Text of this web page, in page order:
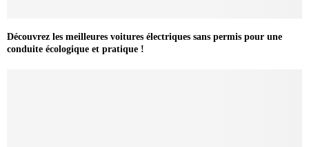
Découvrez les meilleures voitures électriques sans permis pour une
conduite écologique et pratique !